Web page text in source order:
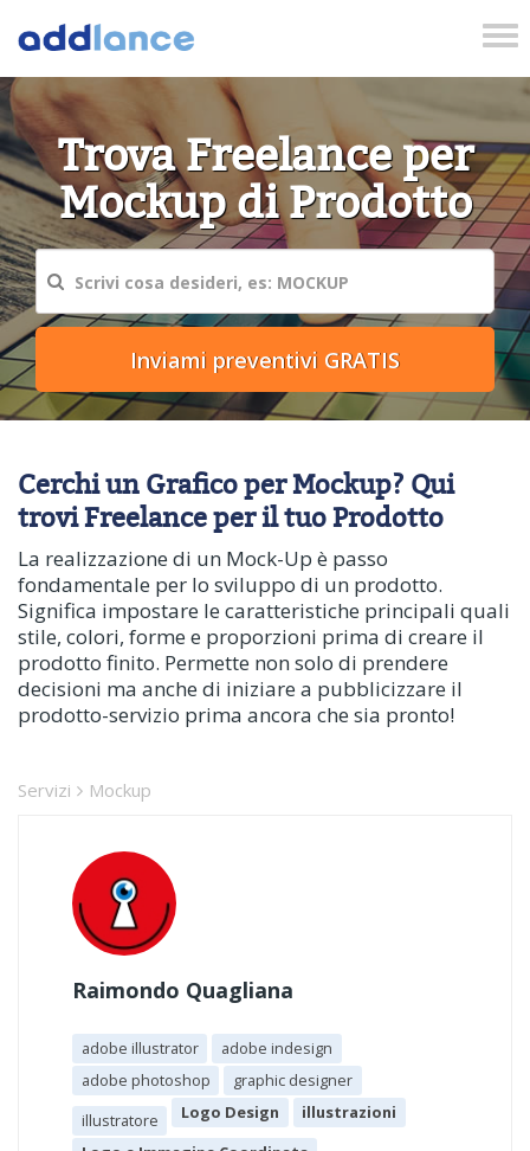
Trova Freelance per
Mockup di Prodotto
Cerchi un Grafico per Mockup? Qui
trovi Freelance per il tuo Prodotto
La realizzazione di un Mock-Up è passo
fondamentale per lo sviluppo di un prodotto.
Significa impostare le caratteristiche principali quali
stile, colori, forme e proporzioni prima di creare il
prodotto finito. Permette non solo di prendere
decisioni ma anche di iniziare a pubblicizzare il
prodotto-servizio prima ancora che sia pronto!
Servizi Mockup
Raimondo Quagliana
adobe illustrator
adobe indesign
adobe photoshop
graphic designer
illustratore
Logo Design
illustrazioni